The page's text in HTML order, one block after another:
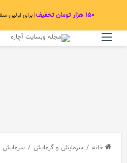
۱۵۰ هزار تومان تخفیف | برای اولین
خانه / سرمایش و گرمایش / سرمایش